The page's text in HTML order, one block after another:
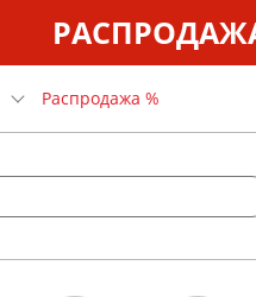
Распродажа %